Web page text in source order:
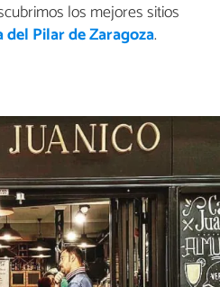
los mejores sitios
Pilar de Zaragoza.